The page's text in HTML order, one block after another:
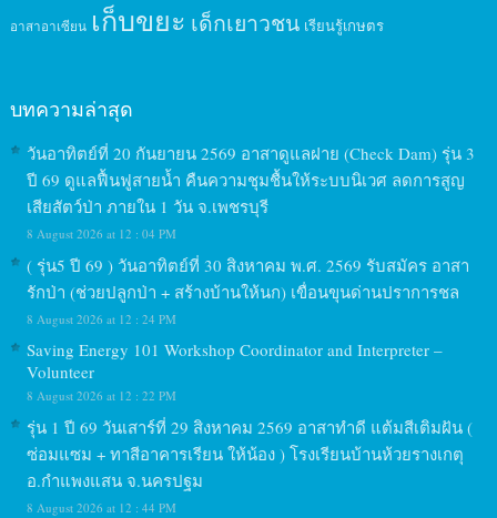
อาสาอาเซียน เก็บขยะ เด็กเยาวชน เรียนรู้เกษตร
บทความล่าสุด
วันอาทิตย์ที่ 20 กันยายน 2569 อาสาดูแลฝาย (Check Dam) รุ่น 3
ปี 69 ดูแลฟื้นฟูสายน้ำ คืนความชุมชื้นให้ระบบนิเวศ ลดการสูญ
เสียสัตว์ป่า ภายใน 1 วัน จ.เพชรบุรี
8 August 2026 at 12 : 04 PM
( รุ่น5 ปี 69 ) วันอาทิตย์ที่ 30 สิงหาคม พ.ศ. 2569 รับสมัคร อาสา
รักป่า (ช่วยปลูกป่า + สร้างบ้านให้นก) เขื่อนขุนด่านปราการชล
8 August 2026 at 12 : 24 PM
Saving Energy 101 Workshop Coordinator and Interpreter –
Volunteer
8 August 2026 at 12 : 22 PM
รุ่น 1 ปี 69 วันเสาร์ที่ 29 สิงหาคม 2569 อาสาทำดี แต้มสีเติมฝัน (
ซ่อมแซม + ทาสีอาคารเรียน ให้น้อง ) โรงเรียนบ้านห้วยรางเกตุ
อ.กำแพงแสน จ.นครปฐม
8 August 2026 at 12 : 44 PM